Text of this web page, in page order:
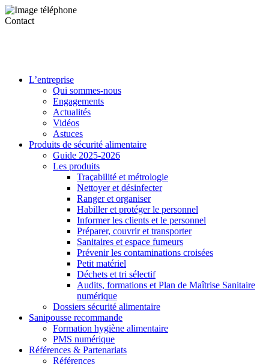
Contact
L’entreprise
Qui sommes-nous
Engagements
Actualités
Vidéos
Astuces
Produits de sécurité alimentaire
Guide 2025-2026
Les produits
Traçabilité et métrologie
Nettoyer et désinfecter
Ranger et organiser
Habiller et protéger le personnel
Informer les clients et le personnel
Préparer, couvrir et transporter
Sanitaires et espace fumeurs
Prévenir les contaminations croisées
Petit matériel
Déchets et tri sélectif
Audits, formations et Plan de Maîtrise Sanitaire
numérique
Dossiers sécurité alimentaire
Sanipousse recommande
Formation hygiène alimentaire
PMS numérique
Références & Partenariats
Références